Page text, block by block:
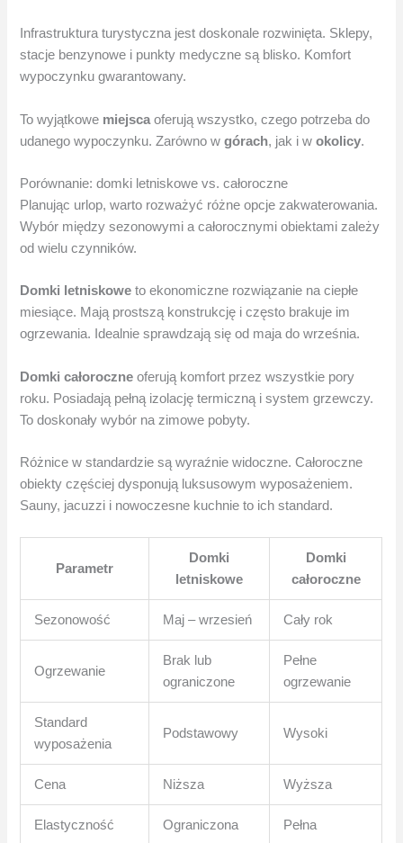
Infrastruktura turystyczna jest doskonale rozwinięta. Sklepy,
stacje benzynowe i punkty medyczne są blisko. Komfort
wypoczynku gwarantowany.
To wyjątkowe miejsca oferują wszystko, czego potrzeba do
udanego wypoczynku. Zarówno wgórach, jak i wokolicy.
Porównanie: domki letniskowe vs. całoroczne
Planując urlop, warto rozważyć różne opcje zakwaterowania.
Wybór między sezonowymi a całorocznymi obiektami zależy
od wielu czynników.
Domki letniskowe to ekonomiczne rozwiązanie na ciepłe
miesiące. Mają prostszą konstrukcję i często brakuje im
ogrzewania. Idealnie sprawdzają się od maja do września.
Domki całoroczne oferują komfort przez wszystkie pory
roku. Posiadają pełną izolację termiczną i system grzewczy.
To doskonały wybór na zimowe pobyty.
Różnice w standardzie są wyraźnie widoczne. Całoroczne
obiekty częściej dysponują luksusowym wyposażeniem.
Sauny, jacuzzi i nowoczesne kuchnie to ich standard.
Parametr
Domki
letniskowe
Domki
całoroczne
Sezonowość Maj – wrzesień Cały rok
Ogrzewanie
Brak lub
ograniczone
Pełne
ogrzewanie
Standard
wyposażenia
Podstawowy Wysoki
Cena Niższa Wyższa
Elastyczność Ograniczona Pełna